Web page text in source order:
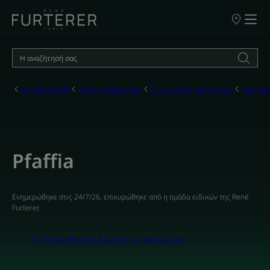
ΣΗΜΕΙΑ
ΜΑΣ
Αρχική σελίδα Οι δεσμεύσεις μας Η κοινωνική μας ευθύνη Οι
Pfaffia
Ενημερώθηκε στις 24/7/26, επικυρώθηκε από η ομάδα ειδικών της René
Furterer.
Οι προμηθευτές δικαίου εμπορίου μας